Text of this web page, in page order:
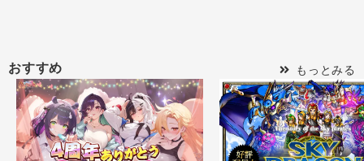
おすすめ もっとみる